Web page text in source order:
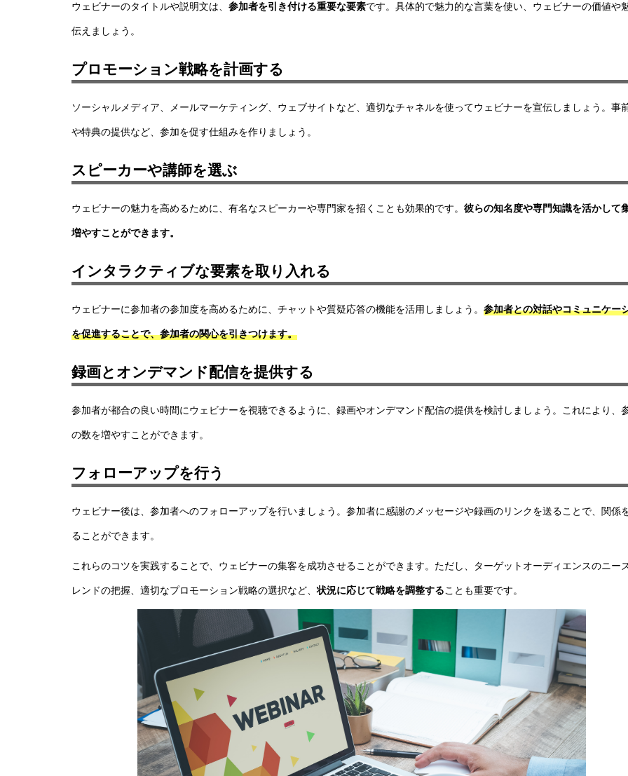
ウェビナーのタイトルや説明文は、 参加者を引き付ける重要な要素です。具体的で魅力的な言葉を使い、ウェビナーの価値や
伝えましょう。
プロモーション戦略を計画する
ソーシャルメディア、 メールマーケティング、 ウェブサイト など、適切なチャネルを使ってウェビナーを宣伝しましょう。事
や特典の提供など、参加を促す仕組みを作りましょう。
スピーカーや講師を選ぶ
ウェビナーの魅力を高めるために、有名なスピーカーや専門家を招くことも効果的です。 彼らの知名度や専門知識を活かして
増やすことができます。
インタラクティブな要素を取り入れる
ウェビナーに参加者の参加度を高めるために、 チャットや質疑応答の機能を活用しましょう。 参加者との対話やコミュニケー
を促進することで、参加者の関心を引きつけます。
録画とオンデマンド配信を提供する
参加者が都合の良い時間にウェビナーを視聴できるように、録画やオンデマンド配信の提供を検討しましょう。これにより、
の数を増やすことができます。
フォローアップを行う
ウェビナー後は、参加者へのフォローアップを行いましょう。参加者に感謝のメッセージや録画のリンクを送ることで、関係
ることができます。
これらのコツを実践することで、ウェビナーの集客を成功させることができます。ただし、ターゲットオーディエンスのニー
レンドの把握、適切なプロモーション戦略の選択など、状況に応じて戦略を調整することも重要です。